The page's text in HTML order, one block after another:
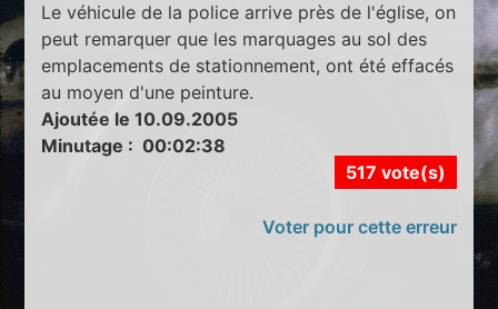
Le véhicule de la police arrive près de l'église, on
peut remarquer que les marquages au sol des
emplacements de stationnement, ont été effacés
au moyen d'une peinture.
Ajoutée le 10.09.2005
Minutage : 00:02:38
517 vote(s)
Voter pour cette erreur